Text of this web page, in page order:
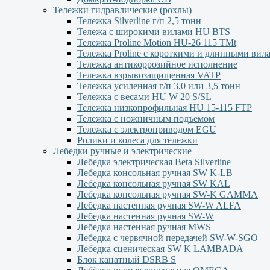
Тележки гидравлические (рохлы)
Тележка Silverline г/п 2,5 тонн
Тележа с широкими вилами HU BTS
Тележка Proline Motion HU-26 115 TMt
Тележка Proline с короткими и длинными
Тележка антикоррозийное исполнение
Тележка взрывозащищенная VATP
Тележка усиленная г/п 3,0 или 3,5 тонн
Тележка с весами HU W 20 S/SL
Тележка низкопрофильная HU 15-115 FTP
Тележка с ножничным подъемом
Тележка с электроприводом EGU
Ролики и колеса для тележки
Лебедки ручные и электрические
Лебедка электрическая Beta Silverline
Лебедка консольная ручная SW K-LB
Лебедка консольная ручная SW KAL
Лебедка консольная ручная SW-K GAMMA
Лебедка настенная ручная SW-W ALFA
Лебедка настенная ручная SW-W
Лебедка настенная ручная MWS
Лебедка с червячной передачей SW-W-SGO
Лебедка сценическая SW K LAMBADA
Блок канатный DSRB S